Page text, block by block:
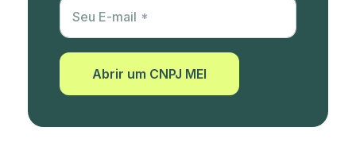
Utm Content
Seu E-mail
Abrir um CNPJ MEI